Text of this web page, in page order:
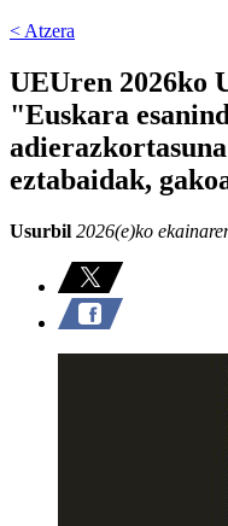
< Atzera
UEUren 2026ko
"Euskara
eztabaidak,
Usurbil 2026(e)ko